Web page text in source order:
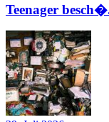
Teenager